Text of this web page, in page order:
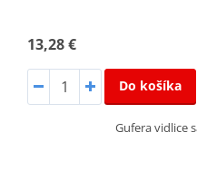
13,28 €
Do košíka
Gufera vidlice